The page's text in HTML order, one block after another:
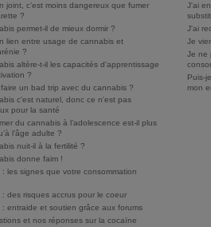
joint, c’est moins dangereux que fumer
?
permet-il de mieux dormir ?
lien entre usage de cannabis et
?
altère-t-il les capacités d'apprentissage
?
un bad trip avec du cannabis ?
c'est naturel, donc ce n'est pas
pour la santé
du cannabis à l’adolescence est-il plus
l’âge adulte ?
nuit-il à la fertilité ?
donne faim !
les signes que votre consommation
des risques accrus pour le coeur
: entraide et soutien grâce aux forums
et nos réponses sur la cocaïne
J'ai
J'ai
Je
Je ne
Puis-
mon